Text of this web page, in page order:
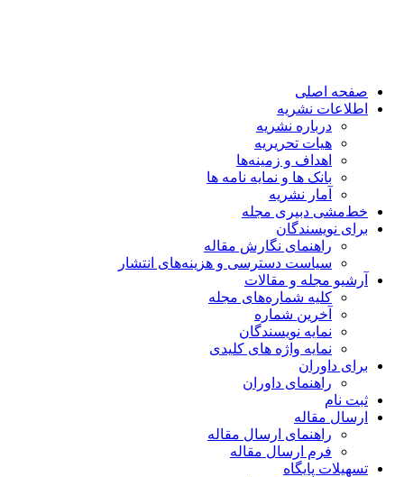
صفحه اصلی
اطلاعات نشریه
درباره نشریه
هیات تحریریه
اهداف و زمینه‌ها
بانک ها و نمایه نامه ها
آمار نشریه
خط‌مشی دبیری مجله
برای نویسندگان
راهنمای نگارش مقاله
سیاست دسترسی و هزینه‌های انتشار
آرشیو مجله و مقالات
کلیه شماره‌های مجله
آخرین شماره
نمایه نویسندگان
نمایه واژه های کلیدی
برای داوران
راهنمای داوران
ثبت نام
ارسال مقاله
راهنمای ارسال مقاله
فرم ارسال مقاله
تسهیلات پایگاه